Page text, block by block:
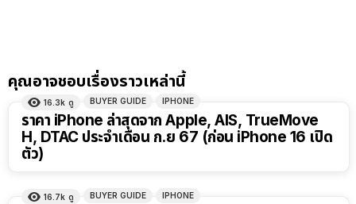
คุณอาจชอบเรื่องราวเหล่านี้
16.3k ดู BUYER GUIDE IPHONE
ราคา iPhone ล่าสุดจาก Apple, AIS, TrueMove
H, DTAC ประจำเดือน ก.ย 67 (ก่อน iPhone 16 เปิด
ตัว)
16.7k ดู BUYER GUIDE IPHONE